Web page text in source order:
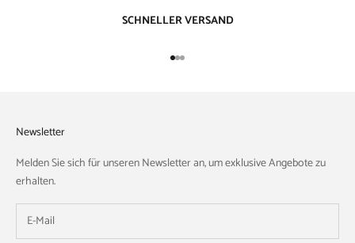
SCHNELLER VERSAND
Gehe zu Element 1
Gehe zu Element 2
Gehe zu Element 3
Newsletter
Melden Sie sich für unseren Newsletter an, um exklusive Angebote zu
erhalten.